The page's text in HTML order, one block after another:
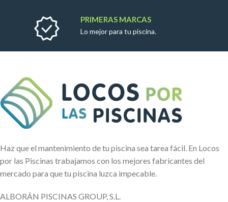
PRIMERAS MARCAS
Lo mejor para tu piscina.
Haz que el mantenimiento de tu piscina sea tarea fácil. En Locos
por las Piscinas trabajamos con los mejores fabricantes del
mercado para que tu piscina luzca impecable.
ALBORÁN PISCINAS GROUP, S.L.